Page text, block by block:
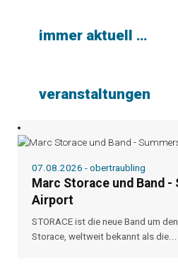
immer aktuell …
veranstaltungen
07.08.2026 - obertraubling
Marc Storace und Band
Airport
STORACE ist die neue Band um
Storace, weltweit bekannt als die...